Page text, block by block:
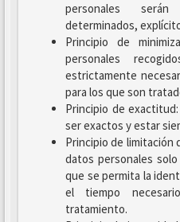
personales
determinados,
Principio de
personales
estrictamente
para los que son
Principio de
ser exactos y estar
Principio de limitación
datos personales
que se permita la
el tiempo
tratamiento.